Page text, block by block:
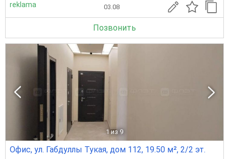
reklama 03.08
Позвонить
1 из 9
Офис, ул. Габдуллы Тукая, дом 112, 19.50 м², 2/2 эт.